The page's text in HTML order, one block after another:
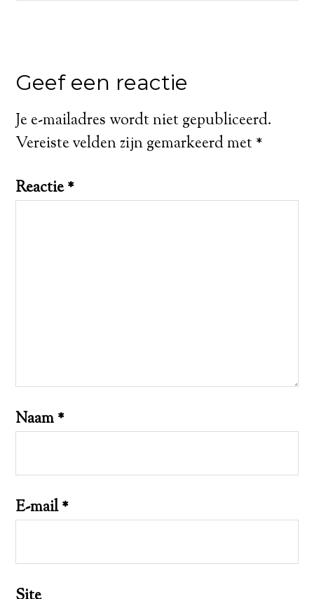
Geef een reactie
Je e-mailadres wordt niet gepubliceerd.
Vereiste velden zijn gemarkeerd met*
Reactie*
Naam*
E-mail*